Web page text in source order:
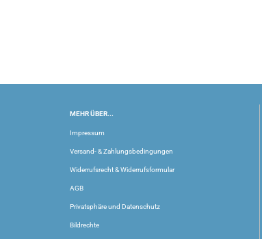
MEHR ÜBER...
Impressum
Versand- & Zahlungsbedingungen
Widerrufsrecht & Widerrufsformular
AGB
Privatsphäre und Datenschutz
Bildrechte